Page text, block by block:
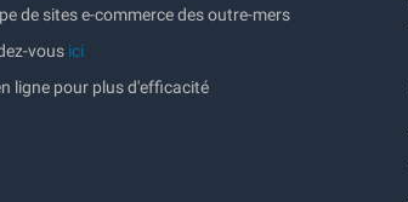
de sites e-commerce des outre-mers
vous ici
ligne pour plus d'efficacité